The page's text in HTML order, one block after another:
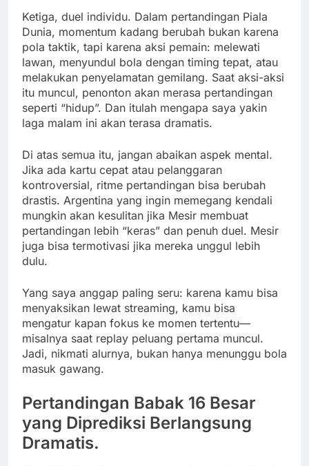
Ketiga, duel individu. Dalam pertandingan Piala
Dunia, momentum kadang berubah bukan karena
pola taktik, tapi karena aksi pemain: melewati
lawan, menyundul bola dengan timing tepat, atau
melakukan penyelamatan gemilang. Saat aksi-aksi
itu muncul, penonton akan merasa pertandingan
seperti “hidup”. Dan itulah mengapa saya yakin
laga malam ini akan terasa dramatis.
Di atas semua itu, jangan abaikan aspek mental.
Jika ada kartu cepat atau pelanggaran
kontroversial, ritme pertandingan bisa berubah
drastis. Argentina yang ingin memegang kendali
mungkin akan kesulitan jika Mesir membuat
pertandingan lebih “keras” dan penuh duel. Mesir
juga bisa termotivasi jika mereka unggul lebih
dulu.
Yang saya anggap paling seru: karena kamu bisa
menyaksikan lewat streaming, kamu bisa
mengatur kapan fokus ke momen tertentu—
misalnya saat replay peluang pertama muncul.
Jadi, nikmati alurnya, bukan hanya menunggu bola
masuk gawang.
Pertandingan Babak 16 Besar
yang Diprediksi Berlangsung
Dramatis.